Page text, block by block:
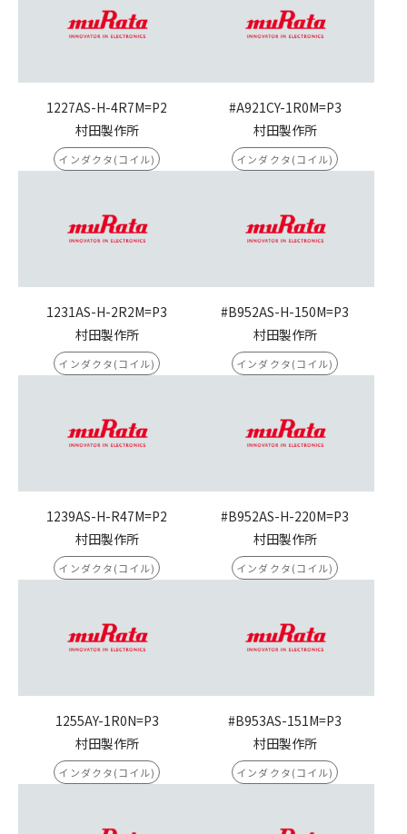
1227AS-H-4R7M=P2
村田製作所
インダクタ(コイル)
#A921CY-1R0M=P3
村田製作所
インダクタ(コイル)
1231AS-H-2R2M=P3
村田製作所
インダクタ(コイル)
#B952AS-H-150M=P3
村田製作所
インダクタ(コイル)
1239AS-H-R47M=P2
村田製作所
インダクタ(コイル)
#B952AS-H-220M=P3
村田製作所
インダクタ(コイル)
1255AY-1R0N=P3
村田製作所
インダクタ(コイル)
#B953AS-151M=P3
村田製作所
インダクタ(コイル)